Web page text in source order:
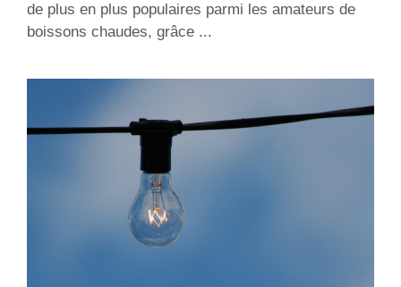
de plus en plus populaires parmi les amateurs de
boissons chaudes, grâce ...